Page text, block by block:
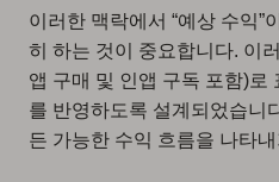
이러한 맥락에서 “예상 수익”
히 하는 것이 중요합니다. 이
앱 구매 및 인앱 구독 포함)로
를 반영하도록 설계되었습니
든 가능한 수익 흐름을 나타